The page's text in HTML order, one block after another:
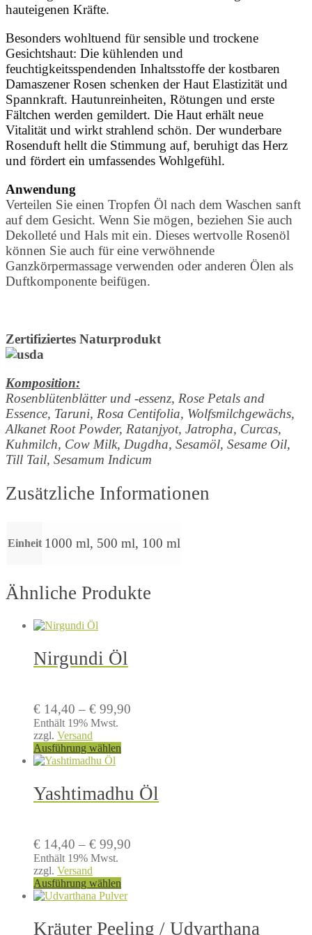
hauteigenen Kräfte.
Besonders wohltuend für sensible und trockene
Gesichtshaut: Die kühlenden und
feuchtigkeitsspendenden Inhaltsstoffe der kostbaren
Damaszener Rosen schenken der Haut Elastizität und
Spannkraft. Hautunreinheiten, Rötungen und erste
Fältchen werden gemildert. Die Haut erhält neue
Vitalität und wirkt strahlend schön. Der wunderbare
Rosenduft hellt die Stimmung auf, beruhigt das Herz
und fördert ein umfassendes Wohlgefühl.
Anwendung
Verteilen Sie einen Tropfen Öl nach dem Waschen sanft
auf dem Gesicht. Wenn Sie mögen, beziehen Sie auch
Dekolleté und Hals mit ein. Dieses wertvolle Rosenöl
können Sie auch für eine verwöhnende
Ganzkörpermassage verwenden oder anderen Ölen als
Duftkomponente beifügen.
Zertifiziertes Naturprodukt
Komposition:
Rosenblütenblätter und -essenz, Rose Petals and
Essence, Taruni, Rosa Centifolia, Wolfsmilchgewächs,
Alkanet Root Powder, Ratanjyot, Jatropha, Curcas,
Kuhmilch, Cow Milk, Dugdha, Sesamöl, Sesame Oil,
Till Tail, Sesamum Indicum
Zusätzliche Informationen
Einheit 1000 ml, 500 ml, 100 ml
Ähnliche Produkte
Nirgundi Öl
€ 14,40 – € 99,90
Enthält 19% Mwst.
zzgl. Versand
Ausführung wählen
mehrere
Varianten
können
Produktseite
gewählt
Yashtimadhu Öl
€ 14,40 – € 99,90
Enthält 19% Mwst.
zzgl. Versand
Ausführung wählen
Produkt
mehrere
Varianten
Kräuter Peeling / Udvarthana